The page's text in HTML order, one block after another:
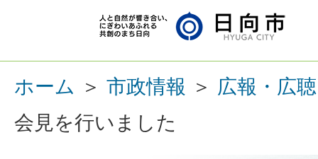
ホーム ＞ 市政情報 ＞ 広報・広聴
会見を行いました